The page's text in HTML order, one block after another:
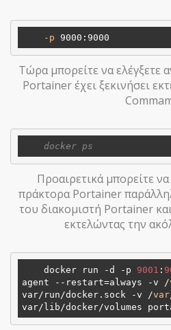
-p 9000 :9000
Τώρα μπορείτε να ελέγξετε
Portainer έχει ξεκινήσει
Προαιρετικά μπορείτε
πράκτορα Portainer
του διακομιστή Portainer
εκτελώντας την
    docker run -d -p
9001 :
agent --restart=always -v /
var/ run/docker.sock -v /var
var/